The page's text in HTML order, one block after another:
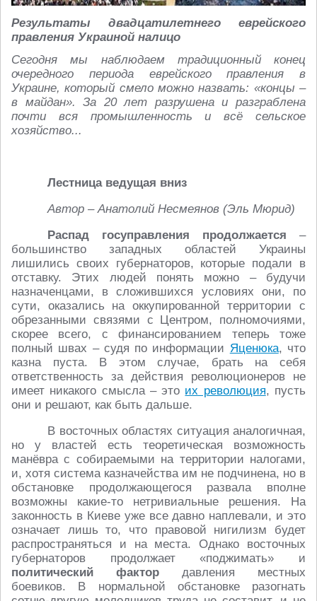
Результаты двадцатилетнего еврейского
правления Украиной налицо
Сегодня мы наблюдаем традиционный конец
очередного периода еврейского правления в
Украине, который смело можно назвать: «концы –
в майдан». За 20 лет разрушена и разграблена
почти вся промышленность и всё сельское
хозяйство...
Лестница ведущая вниз
Автор – Анатолий Несмеянов (Эль Мюрид)
Распад госуправления продолжается –
большинство западных областей Украины
лишились своих губернаторов, которые подали в
отставку. Этих людей понять можно – будучи
назначенцами, в сложившихся условиях они, по
сути, оказались на оккупированной территории с
обрезанными связями с Центром, полномочиями,
скорее всего, с финансированием теперь тоже
полный швах – судя по информации Яценюка, что
казна пуста. В этом случае, брать на себя
ответственность за действия революционеров не
имеет никакого смысла – это их революция, пусть
они и решают, как быть дальше.
В восточных областях ситуация аналогичная,
но у властей есть теоретическая возможность
манёвра с собираемыми на территории налогами,
и, хотя система казначейства им не подчинена, но в
обстановке продолжающегося развала вполне
возможны какие-то нетривиальные решения. На
законность в Киеве уже все давно наплевали, и это
означает лишь то, что правовой нигилизм будет
распространяться и на места. Однако восточных
губернаторов продолжает «поджимать» и
политический фактор давления местных
боевиков. В нормальной обстановке разогнать